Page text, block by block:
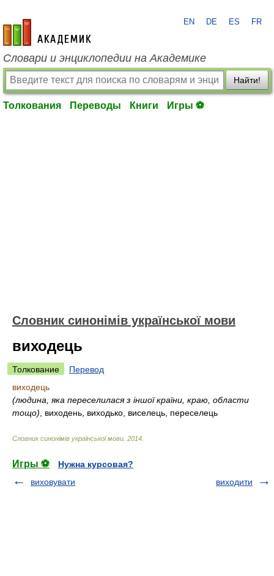
academic.ru
EN DE ES FR
Словари и энциклопедии на Академике
Найти!
Толкования Переводы Книги Игры ⚽
Словник синонімів української мови
виходець
Толкование
Перевод
виходець
(людина, яка переселилася з іншої країни, краю, области
тощо) , виходень, виходько, виселець, переселець
Словник синонімів української мови 2014
Игры ⚽
Нужна курсовая?
виховувати
виходити